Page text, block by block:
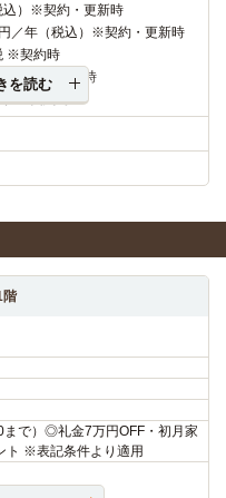
込）※契約・更新時
／年（税込）※契約・更新時
※契約時
税込）※更新時
）※契約時
を読む
階
で）◎礼金7万円OFF・初月家
ト ※表記条件より適用